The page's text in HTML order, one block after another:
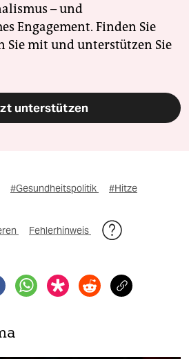
– und
Engagement. Finden Sie
Sie mit und unterstützen Sie
unterstützen
#Gesundheitspolitik #Hitze
Fehlerhinweis